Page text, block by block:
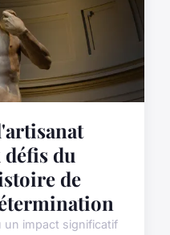
du
de
un impact significatif